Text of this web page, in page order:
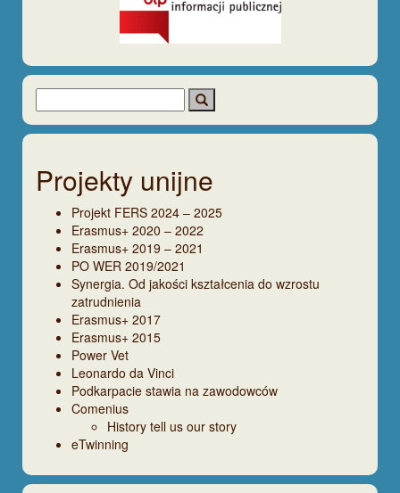
Projekty unijne
Projekt FERS 2024 – 2025
Erasmus+ 2020 – 2022
Erasmus+ 2019 – 2021
PO WER 2019/2021
Synergia. Od jakości kształcenia do wzrostu
zatrudnienia
Erasmus+ 2017
Erasmus+ 2015
Power Vet
Leonardo da Vinci
Podkarpacie stawia na zawodowców
Comenius
History tell us our story
eTwinning